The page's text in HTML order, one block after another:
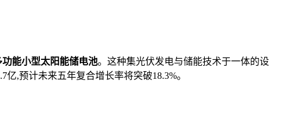
功能小型太阳能储电池。这种集光伏发电与储能技术于一体的设
,预计未来五年复合增长率将突破18.3%。